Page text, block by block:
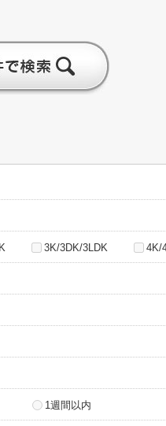
3K/3DK/3LDK 4K/
1週間以内